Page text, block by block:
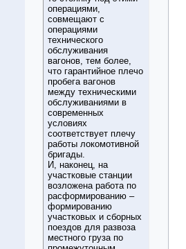
операциями,
совмещают с
операциями
технического
обслуживания
вагонов, тем более,
что гарантийное плечо
пробега вагонов
между техническими
обслуживаниями в
современных
условиях
соответствует плечу
работы локомотивной
бригады.
И, наконец, на
участковые станции
возложена работа по
расформированию –
формированию
участковых и сборных
поездов для развоза
местного груза по